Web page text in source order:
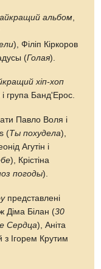
альбом
), Філіп Кіркоров
(Голая).
хіп-хоп
група Банд'Ерос.
Павло Воля і
(Ты похудела),
Агутін і
), Крістіна
погоды).
представлені
Діма Білан (30
Сердца), Аніта
з Ігорем Крутим